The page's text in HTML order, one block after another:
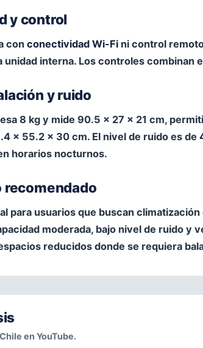
y control
conconectividad Wi-Fi ni control
unidad interna. Los controles
y ruido
8 kg y mide 90.5 × 27 × 21 cm,
× 55.2 × 30 cm. El nivel de ruido es de
horarios nocturnos.
recomendado
para usuarios que buscan
moderada, bajo nivel de ruido y
reducidos donde se requiera
en YouTube.